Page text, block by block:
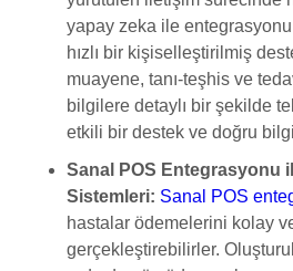
yapay zeka ile
hızlı bir kişiselleştirilmiş
muayene, tanı-teşhis ve
bilgilere detaylı bir şekilde
etkili bir destek ve doğru
Sanal POS Entegrasyonu
Sistemleri: Sanal POS
hastalar ödemelerini kolay
gerçekleştirebilirler.